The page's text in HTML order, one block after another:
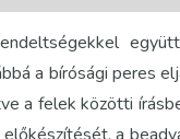
a bírósági peres
a felek közötti